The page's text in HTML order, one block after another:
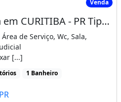
Venda
Oportunidade Única em CURITIBA - PR Tipo Apartamento
de Serviço, Wc, Sala,
[...]
1 Banheiro